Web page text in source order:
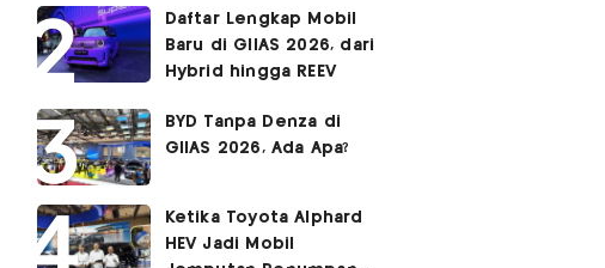
Daftar Lengkap Mobil
Baru di GIIAS 2026, dari
Hybrid hingga REEV
BYD Tanpa Denza di
GIIAS 2026, Ada Apa?
Ketika Toyota Alphard
HEV Jadi Mobil